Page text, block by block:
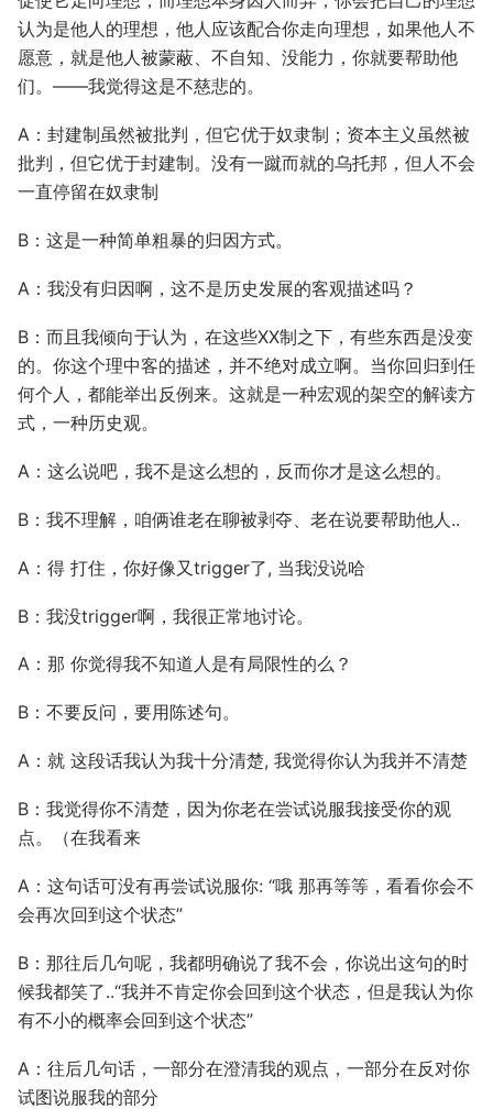
认为是他人的理想，他人应该配合你走向理想，如果他人不
愿意，就是他人被蒙蔽、不自知、没能力，你就要帮助他
们。——我觉得这是不慈悲的。
A：封建制虽然被批判，但它优于奴隶制；资本主义虽然被
批判，但它优于封建制。没有一蹴而就的乌托邦，但人不会
一直停留在奴隶制
B：这是一种简单粗暴的归因方式。
A：我没有归因啊，这不是历史发展的客观描述吗？
B：而且我倾向于认为，在这些XX制之下，有些东西是没变
的。你这个理中客的描述，并不绝对成立啊。当你回归到任
何个人，都能举出反例来。这就是一种宏观的架空的解读方
式，一种历史观。
A：这么说吧，我不是这么想的，反而你才是这么想的。
B：我不理解，咱俩谁老在聊被剥夺、老在说要帮助他人..
A：得 打住，你好像又trigger了, 当我没说哈
B：我没trigger啊，我很正常地讨论。
A：那 你觉得我不知道人是有局限性的么？
B：不要反问，要用陈述句。
A：就 这段话我认为我十分清楚, 我觉得你认为我并不清楚
B：我觉得你不清楚，因为你老在尝试说服我接受你的观
点。（在我看来
A：这句话可没有再尝试说服你: “哦 那再等等，看看你会不
会再次回到这个状态”
B：那往后几句呢，我都明确说了我不会，你说出这句的时
候我都笑了..“我并不肯定你会回到这个状态，但是我认为你
有不小的概率会回到这个状态”
A：往后几句话，一部分在澄清我的观点，一部分在反对你
试图说服我的部分